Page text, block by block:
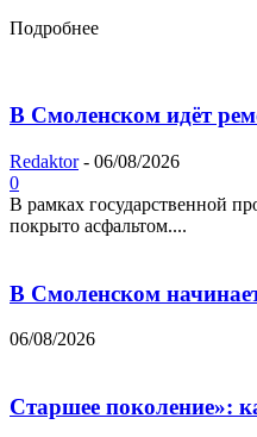
Подробнее
В Смоленском идёт
Redaktor - 06/08/2026
0
В рамках государственной
покрыто асфальтом....
В Смоленском
06/08/2026
Старшее поколение»: